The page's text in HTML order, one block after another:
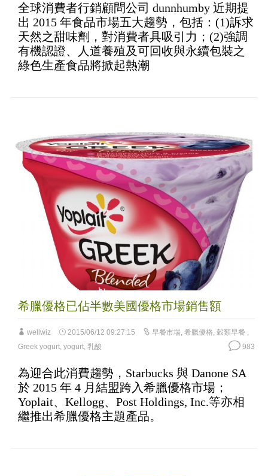
全球消費者行銷顧問公司 dunnhumby 近期提
出 2015 年食品市場五大趨勢，包括：(1)訴求
天然之甜味劑，對消費者具吸引力；(2)強調
有機認證、人道養殖及可回收與永續包裝之
綠色生產食品將掀起熱潮
希臘優格已佔半數美國優格市場銷售額
wellwiz 2015/06/12 09:27:15 早餐市場, 希臘優格, 穀類早餐 ,
Greek yogurt, yogurt, 乳酸 983
為迎合此消費趨勢，Starbucks 與 Danone SA
於 2015 年 4 月結盟跨入希臘優格市場；
Yoplait、Kellogg、Post Holdings, Inc.等亦相
繼推出希臘優格主題產品。